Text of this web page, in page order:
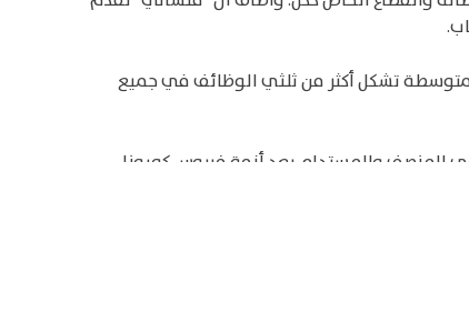
تشكل أكثر من ثلثي الوظائف في جميع
المنصف والمستدام بعد أزمة فيروس كورونا.